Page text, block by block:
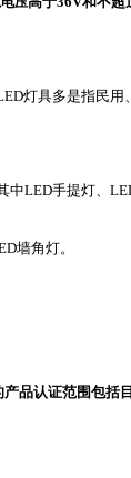
灯具多是指民
LED手提灯、
墙角灯。
品认证范围包括